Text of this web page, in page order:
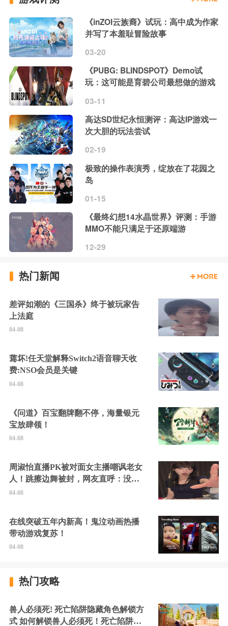
《inZOI云族裔》试玩：高中成为作家
并写了本羞耻冒险故事
03-20
《PUBG: BLINDSPOT》Demo试
玩：这可能是育碧公司最想做的游戏
03-11
高达SD世纪永恒测评：高达IP游戏一
次大胆的玩法尝试
02-19
极致的操作表演秀，绽放在了花园之
岛
01-15
《最终幻想14水晶世界》评测：手游
MMO不能只满足于还原端游
12-29
热门新闻
差评如潮的《三国杀》终于被玩家告
上法庭
04-08
蔫坏!任天堂解释Switch2语音聊天收
费:NSO会员是关键
04-08
《问道》百宝翻牌翻不停，海量银元
宝放肆领！
04-08
周淑怡直播PK被对面女主播嘲讽老女
人！跳擦边舞被封，网友直呼：没边
硬擦封的好！
04-08
在线突破五年内新高！鬼泣动画热播
带动游戏复苏！
04-08
热门攻略
兽人必须死! 死亡陷阱隐藏角色解锁方
式 如何解锁兽人必须死！死亡陷阱中